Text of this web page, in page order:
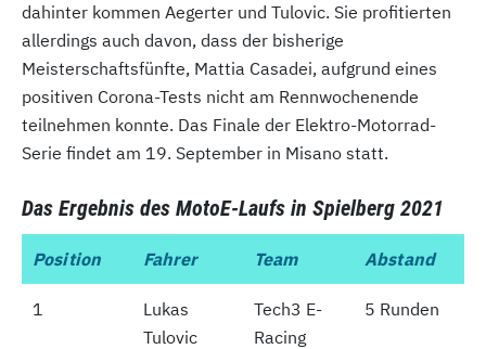
dahinter kommen Aegerter und Tulovic. Sie profitierten
allerdings auch davon, dass der bisherige
Meisterschaftsfünfte, Mattia Casadei, aufgrund eines
positiven Corona-Tests nicht am Rennwochenende
teilnehmen konnte. Das Finale der Elektro-Motorrad-
Serie findet am 19. September in Misano statt.
Das Ergebnis des MotoE-Laufs in Spielberg 2021
Position Fahrer Team Abstand
1
Lukas
Tulovic
Tech3 E-
Racing
5 Runden
Position
1